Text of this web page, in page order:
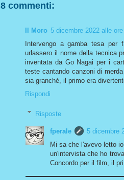
8 commenti:
Il Moro 5 dicembre 2022 alle
Intervengo a gamba tesa
urlassero il nome della tecnica
inventata da Go Nagai per i
teste cantando canzoni di
sia granché, il primo era
Rispondi
Risposte
fperale
5 dicembre
Mi sa che l'avevo letto
un'intervista che ho
Concordo per il film, il